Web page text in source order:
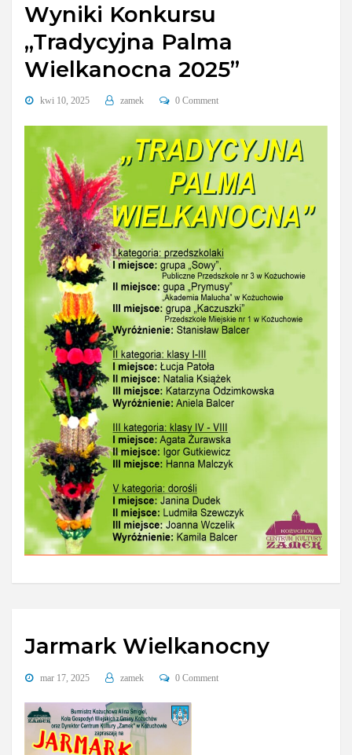
Wyniki Konkursu
„Tradycyjna Palma
Wielkanocna 2025”
kwi 10, 2025 zamek 0 Comment
Jarmark Wielkanocny
mar 17, 2025 zamek 0 Comment